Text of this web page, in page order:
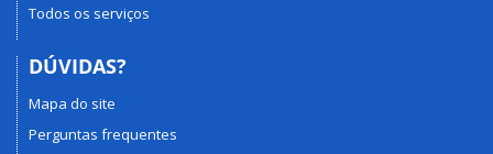
Todos os serviços
DÚVIDAS?
Mapa do site
Perguntas frequentes